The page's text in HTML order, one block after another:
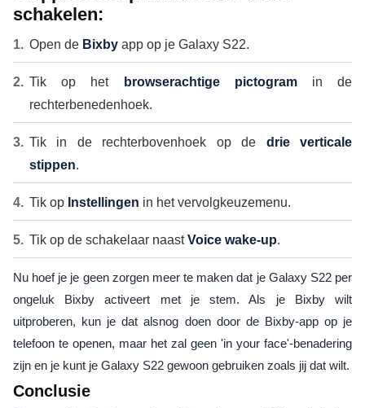
schakelen:
Open de Bixby app op je Galaxy S22.
Tik op het browserachtige pictogramin de
rechterbenedenhoek.
Tik in de rechterbovenhoek op de drie verticale
stippen.
Tik op Instellingen in het vervolgkeuzemenu.
Tik op de schakelaar naastVoice wake-up.
Nu hoef je je geen zorgen meer te maken dat je Galaxy S22 per
ongeluk Bixby activeert met je stem. Als je Bixby wilt
uitproberen, kun je dat alsnog doen door de Bixby-app op je
telefoon te openen, maar het zal geen 'in your face'-benadering
zijn en je kunt je Galaxy S22 gewoon gebruiken zoals jij dat wilt.
Conclusie